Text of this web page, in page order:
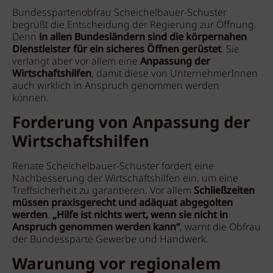
Bundesspartenobfrau Scheichelbauer-Schuster
begrüßt die Entscheidung der Regierung zur Öffnung.
Denn in allen Bundesländern sind die körpernahen
Dienstleister für ein sicheres Öffnen gerüstet. Sie
verlangt aber vor allem eine Anpassung der
Wirtschaftshilfen, damit diese von UnternehmerInnen
auch wirklich in Anspruch genommen werden
können.
Forderung von Anpassung der
Wirtschaftshilfen
Renate Scheichelbauer-Schuster fordert eine
Nachbesserung der Wirtschaftshilfen ein, um eine
Treffsicherheit zu garantieren. Vor allem Schließzeiten
müssen praxisgerecht und adäquat abgegolten
werden. „Hilfe ist nichts wert, wenn sie nicht in
Anspruch genommen werden kann“, warnt die Obfrau
der Bundessparte Gewerbe und Handwerk.
Warunung vor regionalem